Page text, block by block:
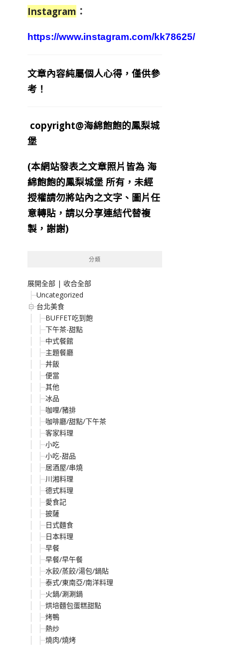
Instagram ：
https://www.instagram.com/kk78625/
文章內容純屬個人心得，僅供參
考！
copyright@海綿飽飽的鳳梨城
堡
(本網站發表之文章照片皆為 海
綿飽飽的鳳梨城堡 所有，未經
授權請勿將站內之文字、圖片任
意轉貼，請以分享連結代替複
製，謝謝)
分類
展開全部 | 收合全部
Uncategorized
台北美食
BUFFET吃到飽
下午茶-甜點
中式餐館
主題餐廳
丼飯
便當
其他
冰品
咖哩/豬排
咖啡廳/甜點/下午茶
客家料理
小吃
小吃-甜品
居酒屋/串燒
川湘料理
德式料理
愛食記
披薩
日式麵食
日本料理
早餐
早餐/早午餐
水餃/蒸餃/湯包/鍋貼
泰式/東南亞/南洋料理
火鍋/涮涮鍋
烘培麵包蛋糕甜點
烤鴨
熱炒
燒肉/燒烤